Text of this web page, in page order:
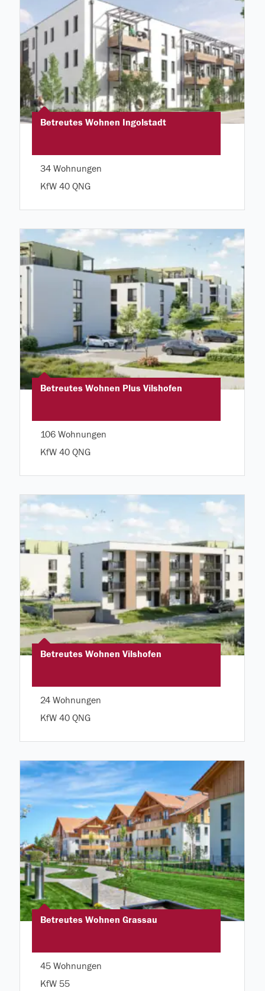
Betreutes Wohnen Ingolstadt
34 Wohnungen
KfW 40 QNG
Betreutes Wohnen Plus Vilshofen
106 Wohnungen
KfW 40 QNG
Betreutes Wohnen Vilshofen
24 Wohnungen
KfW 40 QNG
Betreutes Wohnen Grassau
45 Wohnungen
KfW 55